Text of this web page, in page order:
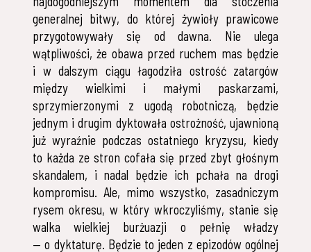
generalnej bitwy, do której żywioły prawicowe
przygotowywały się od dawna. Nie ulega
wątpliwości, że obawa przed ruchem mas będzie
i w dalszym ciągu łagodziła ostrość zatargów
między wielkimi i małymi paskarzami,
sprzymierzonymi z ugodą robotniczą, będzie
jednym i drugim dyktowała ostrożność, ujawnioną
już wyraźnie podczas ostatniego kryzysu, kiedy
to każda ze stron cofała się przed zbyt głośnym
skandalem, i nadal będzie ich pchała na drogi
kompromisu. Ale, mimo wszystko, zasadniczym
rysem okresu, w który wkroczyliśmy, stanie się
walka wielkiej burżuazji o pełnię władzy
— o dyktaturę. Będzie to jeden z epizodów ogólnej